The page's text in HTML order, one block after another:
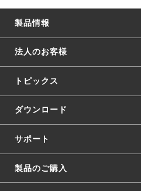
製品情報
法人のお客様
トピックス
ダウンロード
サポート
製品のご購入